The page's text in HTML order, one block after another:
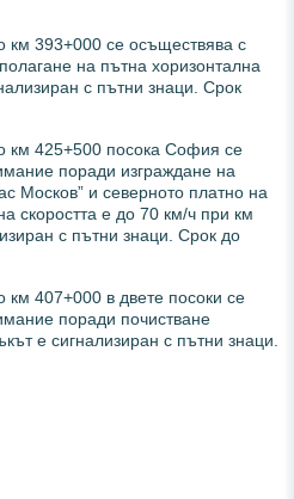
км 393+000 се осъществява с
на пътна хоризонтална
с пътни знаци. Срок
км 425+500 посока София се
поради изграждане на
Москов” и северното платно на
скоростта е до 70 км/ч при км
с пътни знаци. Срок до
407+000 в двете посоки се
поради почистване
е сигнализиран с пътни знаци.